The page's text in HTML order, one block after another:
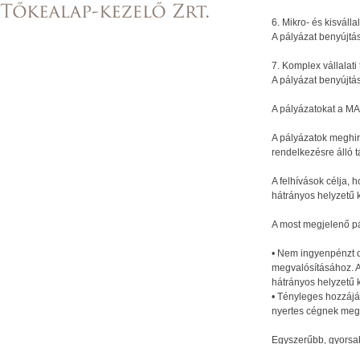
6. Mikro- és
A pályázat
7. Komplex vállalati
A pályázat
A pályázatokat a
A pályázatok
rendelkezésre álló
A felhívások célja,
hátrányos helyzetű
A most megjelenő
• Nem ingyenpénzt
megvalósításához.
hátrányos helyzetű
• Tényleges
nyertes cégnek
Egyszerűbb,